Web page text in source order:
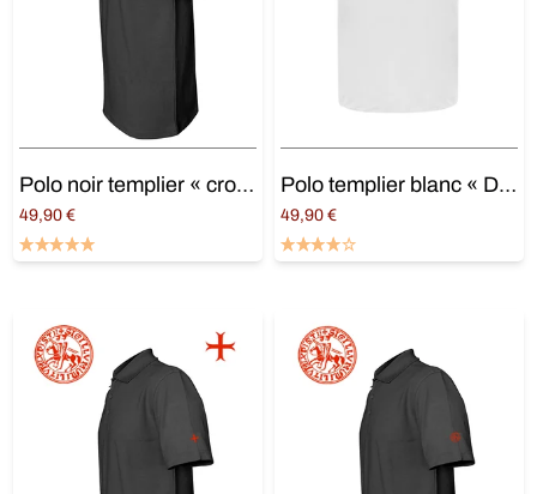
Polo noir templier « croix des templiers »
49,90 €
Choix des options
Polo templier blanc « Deus + Vult »
49,90 €
Choix des options